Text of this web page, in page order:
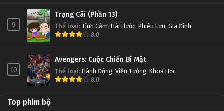
9
Trạng Cãi (Phần 13)
Thể loại: Tình Cảm, Hài Hước, Phiêu Lưu, Gia Đình
8.0
10
Avengers: Cuộc Chiến Bí Mật
Thể loại: Hành Động, Viễn Tưởng, Khoa Học
8.0
Top phim bộ